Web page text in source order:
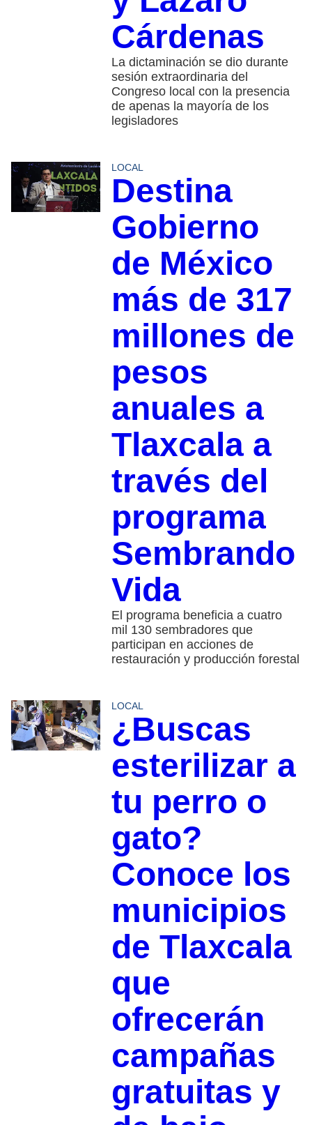
Cárdenas
La dictaminación se dio durante
sesión extraordinaria del
Congreso local con la presencia
de apenas la mayoría de los
legisladores
LOCAL
Destina
Gobierno
de México
más de 317
millones de
pesos
anuales a
Tlaxcala a
través del
programa
Sembrando
Vida
El programa beneficia a cuatro
mil 130 sembradores que
participan en acciones de
restauración y producción forestal
LOCAL
¿Buscas
esterilizar a
tu perro o
gato?
Conoce los
municipios
de Tlaxcala
que
ofrecerán
campañas
gratuitas y